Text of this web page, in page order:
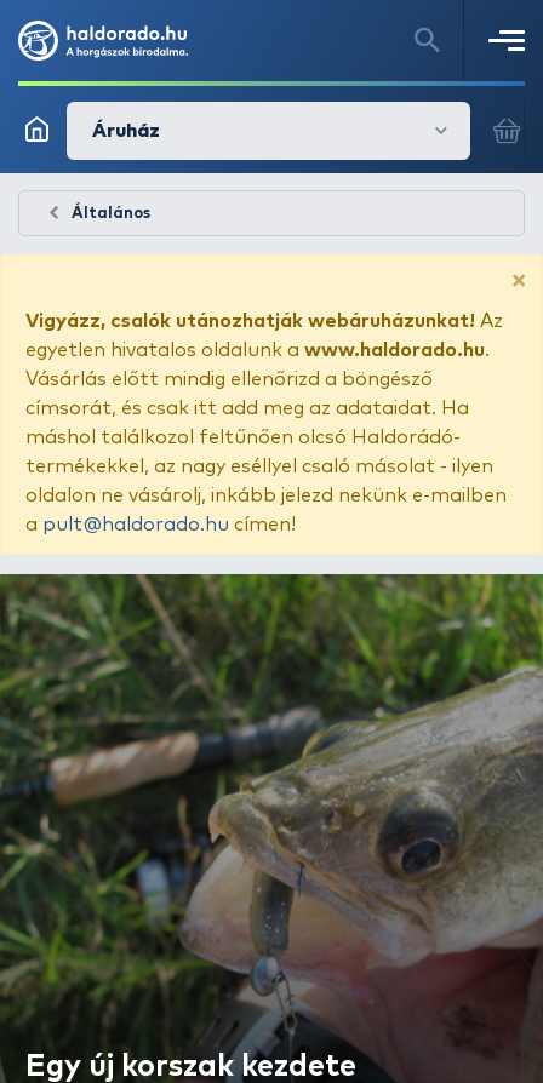
Áruház
Általános
×
Vigyázz, csalók utánozhatják webáruházunkat! Az
egyetlen hivatalos oldalunk a www.haldorado.hu.
Vásárlás előtt mindig ellenőrizd a böngésző
címsorát, és csak itt add meg az adataidat. Ha
máshol találkozol feltűnően olcsó Haldorádó-
termékekkel, az nagy eséllyel csaló másolat - ilyen
oldalon ne vásárolj, inkább jelezd nekünk e-mailben
a pult@haldorado.hu címen!
Egy új korszak kezdete